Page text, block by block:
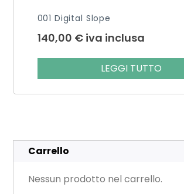
001 Digital Slope
140,00 € iva inclusa
LEGGI TUTTO
Carrello
Nessun prodotto nel carrello.